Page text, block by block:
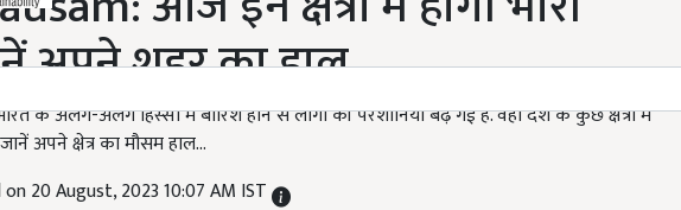
अपने शहर का हाल
के अलग-अलग हिस्सों में बारिश होने से लोगों की परेशानियां बढ़ गई हैं. वहीं देश के कुछ क्षेत्रों में
अपने क्षेत्र का मौसम हाल...
20 August, 2023 10:07 AM IST